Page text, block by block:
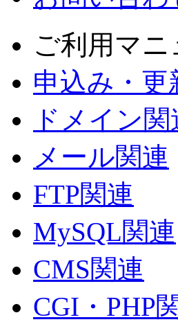
ご利用マ
申込み・更
ドメイン関
メール関連
FTP関連
MySQL関連
CMS関連
CGI・PHP